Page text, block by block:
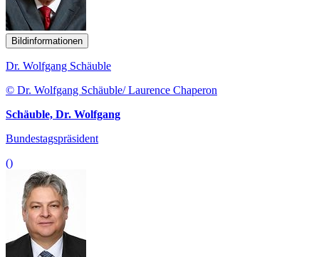
Bildinformationen
Dr. Wolfgang Schäuble
© Dr. Wolfgang Schäuble/ Laurence Chaperon
Schäuble, Dr. Wolfgang
Bundestagspräsident
()